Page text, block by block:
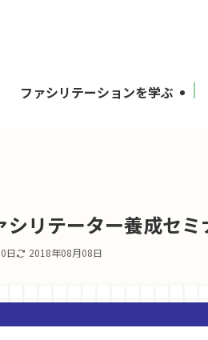
ファシリテーションを学ぶ
シリテーター養成セ
日 2018年08月08日